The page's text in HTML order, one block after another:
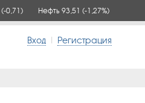
(-0,71) Нефть 93,51 (-1,27%)
Вход | Регистрация